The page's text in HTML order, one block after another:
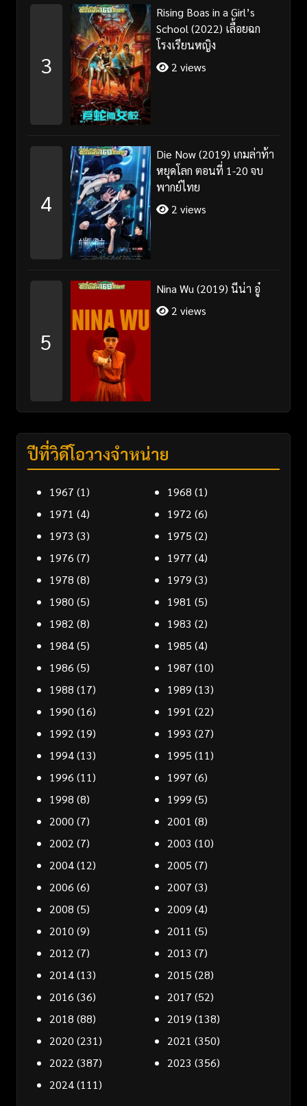
3
Rising Boas in a Girl’s
School (2022) เลื้อยฉก
โรงเรียนหญิง
2 views
4
Die Now (2019) เกมล่าท้า
หยุดโลก ตอนที่ 1-20 จบ
พากย์ไทย
2 views
5
Nina Wu (2019) นีน่า อู๋
2 views
ปีที่วิดีโอวางจำหน่าย
1967 (1) 1968 (1)
1971 (4) 1972 (6)
1973 (3) 1975 (2)
1976 (7) 1977 (4)
1978 (8) 1979 (3)
1980 (5) 1981 (5)
1982 (8) 1983 (2)
1984(5) 1985 (4)
1986 (5) 1987 (10)
1988 (17) 1989 (13)
1990 (16) 1991 (22)
1992 (19) 1993 (27)
1994(13) 1995 (11)
1996 (11) 1997 (6)
1998 (8) 1999 (5)
2000 (7) 2001 (8)
2002 (7) 2003 (10)
2004(12) 2005 (7)
2006 (6) 2007 (3)
2008 (5) 2009 (4)
2010 (9) 2011 (5)
2012 (7) 2013 (7)
2014(13) 2015 (28)
2016 (36) 2017 (52)
2018 (88) 2019 (138)
2020 (231) 2021 (350)
2022 (387) 2023 (356)
2024(111)